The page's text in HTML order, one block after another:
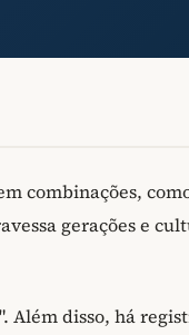
combinações,
gerações e
Além disso, há